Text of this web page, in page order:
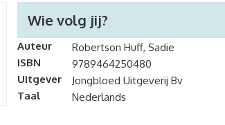
Wie volg jij?
Auteur
Robertson Huff, Sadie
ISBN
9789464250480
Uitgever
Jongbloed Uitgeverij Bv
Taal
Nederlands